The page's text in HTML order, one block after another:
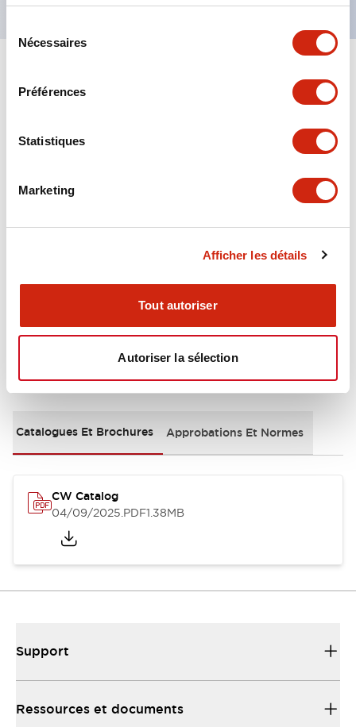
Nécessaires
Préférences
Statistiques
Marketing
Afficher les détails
Tout autoriser
Autoriser la sélection
Tout développer+
Functional Specifications
Mounting and Installation Specifications
Documents et fichiers
Catalogues Et Brochures Approbations Et Normes
CW Catalog
04/09/2025.PDF1.38MB
Support
Ressources et documents